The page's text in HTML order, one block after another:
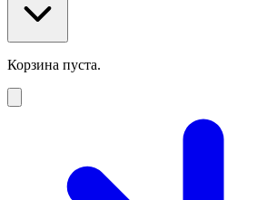
Корзина пуста.